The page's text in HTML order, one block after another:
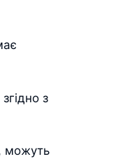
з
можуть